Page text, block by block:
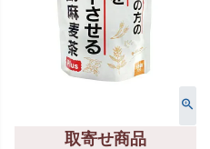
取寄せ商品